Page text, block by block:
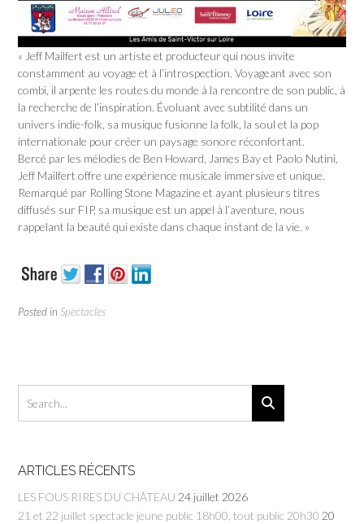
« Jeff Mailfert est un artiste et producteur qui nous invite
constamment au voyage et à l’introspection. Voyageant avec son
combi, il arpente les routes du monde à la rencontre de son public, à
la recherche de l’inspiration. Évoluant avec subtilité dans un
univers indie-folk, sa musique fusionne la folk, la soul et la pop
internationale pour créer un paysage sonore réconfortant.
Bercé par les mélodies de Ben Howard, James Bay et Paolo Nutini,
Jeff Mailfert offre une expérience musicale immersive et unique.
Remarqué par Rolling Stone Magazine et ayant plusieurs titres
diffusés sur FIP, sa musique est un appel à l’aventure, nous
rappelant la beauté qui existe dans chaque instant de la vie. »
Posted in Spectacles
ARTICLES RÉCENTS
LES FOUS RIRES DU CHÂTEAU 24 juillet 2026
21 et 22 juillet spectacle jeune public 18h00, tout public 20h30 20